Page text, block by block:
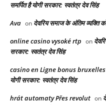
समर्पित है योगी सरकार: स्वतंत्र देव सिंह
Ava on देवरिय समाज के अंतिम व्यक्ति
online casino vysoké rtp on
सरकार: स्वतंत्र देव सिंह
casino en Ligne bonus bruxelles
योगी सरकार: स्वतंत्र देव सिंह
hrát automaty Přes revolut on